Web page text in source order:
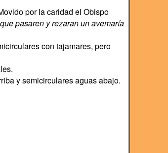
por la caridad el Obispo
pasaren y rezaran un avemaría
con tajamares, pero
y semicirculares aguas abajo.